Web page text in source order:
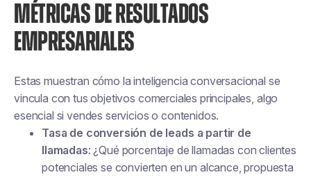
MÉTRICAS DE RESULTADOS
EMPRESARIALES
Estas muestran cómo la inteligencia conversacional se
vincula con tus objetivos comerciales principales, algo
esencial si vendes servicios o contenidos.
Tasa de conversión de leads a partir de
llamadas: ¿Qué porcentaje de llamadas con clientes
potenciales se convierten en un alcance, propuesta